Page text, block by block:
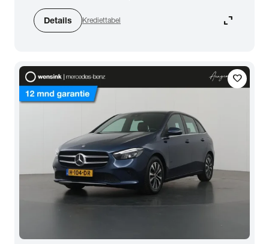
Details Krediettabel expand_content
favorite